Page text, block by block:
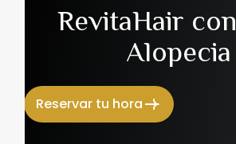
RevitaHair con
Alopecia
Reservar tu hora